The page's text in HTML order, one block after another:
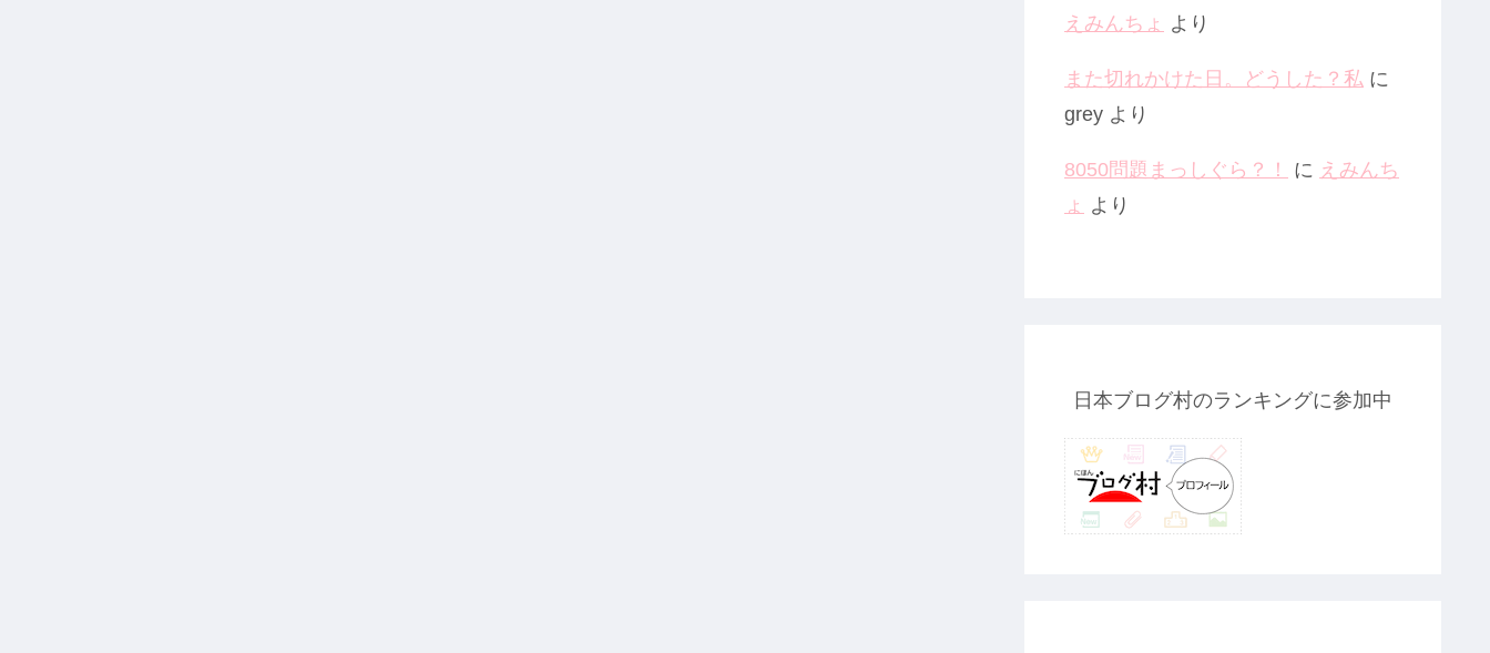
えみんちょ より
また切れかけた日。どうした？私 に
grey より
8050問題まっしぐら？！ に えみんち
ょ より
日本ブログ村のランキングに参加中